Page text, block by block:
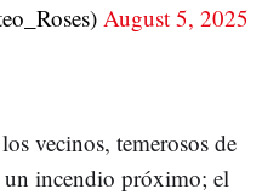
August 5, 2025
vecinos, temerosos de
un incendio próximo; el